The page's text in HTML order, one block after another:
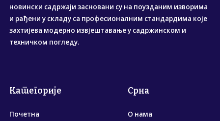
новински садржаји засновани су на поузданим изворима
и рађени у складу са професионалним стандардима које
захтијева модерно извјештавање у садржинском и
техничком погледу.
Категорије
Почетна
Срна
О нама